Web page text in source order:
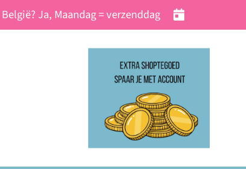
Ja, Maandag = verzenddag